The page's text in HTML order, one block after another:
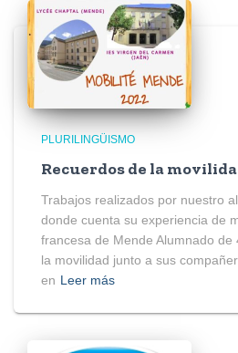
PLURILINGÜISMO
Recuerdos de la
Trabajos realizados por nuestro
donde cuenta su experiencia de
francesa de Mende Alumnado de
la movilidad junto a sus
en Leer más